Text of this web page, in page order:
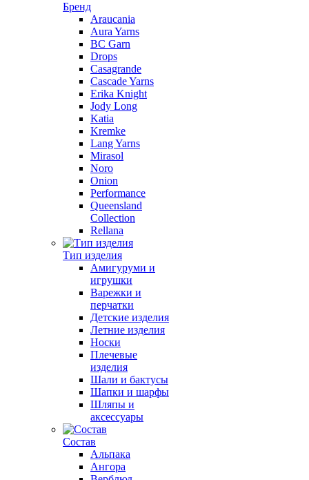
Бренд
Araucania
Aura Yarns
BC Garn
Drops
Casagrande
Cascade Yarns
Erika Knight
Jody Long
Katia
Kremke
Lang Yarns
Mirasol
Noro
Onion
Performance
Queensland
Collection
Rellana
Тип изделия
Амигуруми и
игрушки
Варежки и
перчатки
Детские изделия
Летние изделия
Носки
Плечевые
изделия
Шали и бактусы
Шапки и шарфы
Шляпы и
аксессуары
Состав
Альпака
Ангора